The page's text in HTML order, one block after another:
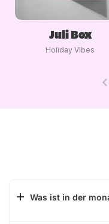
Juli Box
Holiday Vibes
Was ist in der